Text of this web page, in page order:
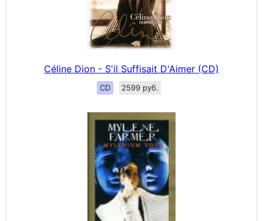
Céline Dion - S'il Suffisait D'Aimer (CD)
CD 2599 руб.